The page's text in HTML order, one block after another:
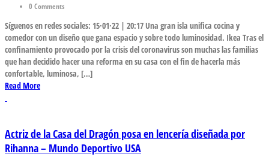
0 Comments
Síguenos en redes sociales: 15·01·22 | 20:17 Una gran isla unifica cocina y
comedor con un diseño que gana espacio y sobre todo luminosidad. Ikea Tras el
confinamiento provocado por la crisis del coronavirus son muchas las familias
que han decidido hacer una reforma en su casa con el fin de hacerla más
confortable, luminosa, […]
Read More
Actriz de la Casa del Dragón posa en lencería diseñada por
Rihanna – Mundo Deportivo USA